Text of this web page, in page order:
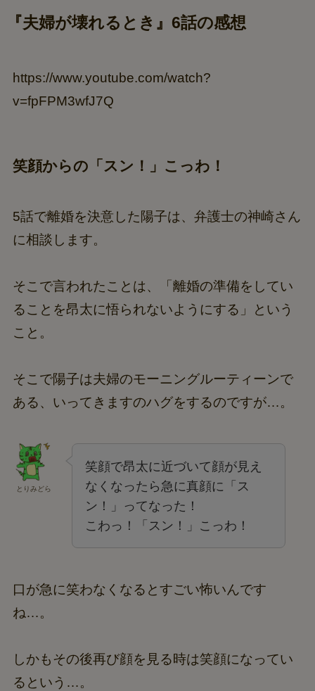
『夫婦が壊れるとき』 6話の感想
https://www.youtube.com/watch?
v=fpFPM3wfJ7Q
笑顔からの「スン！」こっわ！
5話で離婚を決意した陽子は、弁護士の神崎さん
に相談します。
そこで言われたことは、「離婚の準備をしてい
ることを昂太に悟られないようにする」という
こと。
そこで陽子は夫婦のモーニングルーティーンで
ある、いってきますのハグをするのですが…。
とりみどら
笑顔で昂太に近づいて顔が見え
なくなったら急に真顔に「ス
ン！」ってなった！
こわっ！「スン！」こっわ！
口が急に笑わなくなるとすごい怖いんです
ね…。
しかもその後再び顔を見る時は笑顔になってい
るという…。